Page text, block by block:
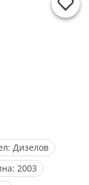
Дизелов
2003